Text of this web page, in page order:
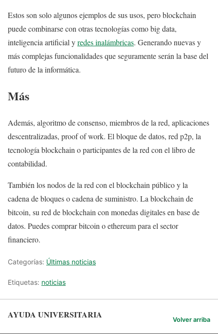
Estos son solo algunos ejemplos de sus usos, pero blockchain
puede combinarse con otras tecnologías como big data,
inteligencia artificial yredes inalámbricas. Generando nuevas y
más complejas funcionalidades que seguramente serán la base del
futuro de la informática.
Más
Además, algoritmo de consenso, miembros de la red, aplicaciones
descentralizadas, proof of work. El bloque de datos, red p2p, la
tecnología blockchain o participantes de la red con el libro de
contabilidad.
También los nodos de la red con el blockchain público y la
cadena de bloques o cadena de suministro. La blockchain de
bitcoin, su red de blockchain con monedas digitales en base de
datos. Puedes comprar bitcoin o ethereum para el sector
financiero.
Categorías: Últimas noticias
Etiquetas: noticias
AYUDA UNIVERSITARIA Volver arriba